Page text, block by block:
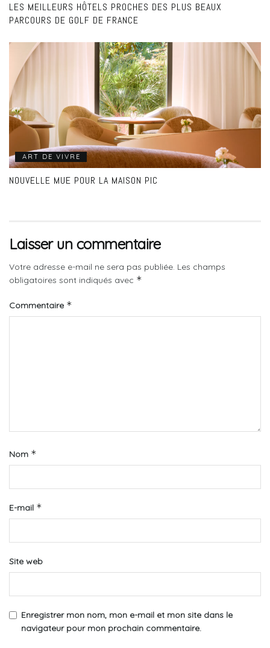
LES MEILLEURS HÔTELS PROCHES DES PLUS BEAUX
PARCOURS DE GOLF DE FRANCE
ART DE VIVRE
NOUVELLE MUE POUR LA MAISON PIC
Laisser un commentaire
Votre adresse e-mail ne sera pas publiée. Les champs
obligatoires sont indiqués avec *
Commentaire *
Nom *
E-mail *
Site web
Enregistrer mon nom, mon e-mail et mon site dans le
navigateur pour mon prochain commentaire.